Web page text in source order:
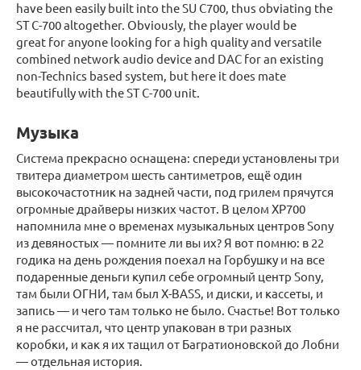
have been easily built into the SU C700, thus obviating the
ST C-700 altogether. Obviously, the player would be
great for anyone looking for a high quality and versatile
combined network audio device and DAC for an existing
non-Technics based system, but here it does mate
beautifully with the ST C-700 unit.
Музыка
Система прекрасно оснащена: спереди установлены три
твитера диаметром шесть сантиметров, ещё один
высокочастотник на задней части, под грилем прячутся
огромные драйверы низких частот. В целом XP700
напомнила мне о временах музыкальных центров Sony
из девяностых — помните ли вы их? Я вот помню: в 22
годика на день рождения поехал на Горбушку и на все
подаренные деньги купил себе огромный центр Sony,
там были ОГНИ, там был X-BASS, и диски, и кассеты, и
запись — и чего там только не было. Счастье! Вот только
я не рассчитал, что центр упакован в три разных
коробки, и как я их тащил от Багратионовской до Лобни
— отдельная история.